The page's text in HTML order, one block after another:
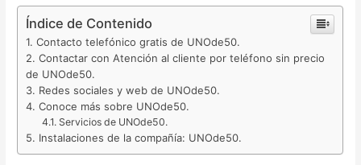
Índice de Contenido
Contacto telefónico gratis de UNOde50.
Contactar con Atención al cliente por teléfono sin precio
de UNOde50.
Redes sociales y web de UNOde50.
Conoce más sobre UNOde50.
Servicios de UNOde50.
Instalaciones de la compañía: UNOde50.